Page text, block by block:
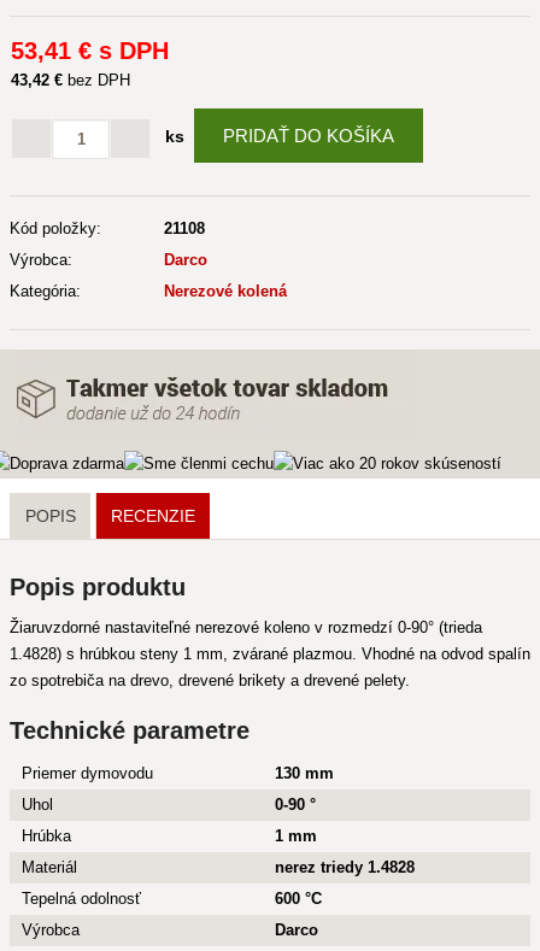
53,41 € s DPH
43,42 € bez DPH
ks PRIDAŤ DO KOŠÍKA
Kód položky:
21108
Výrobca:
Darco
Kategória:
Nerezové kolená
POPIS RECENZIE
Popis produktu
Žiaruvzdorné nastaviteľné nerezové koleno v rozmedzí 0-90° (trieda
1.4828) s hrúbkou steny 1 mm, zvárané plazmou. Vhodné na odvod spalín
zo spotrebiča na drevo, drevené brikety a drevené pelety.
Technické parametre
Priemer dymovodu
130 mm
Uhol
0-90 °
Hrúbka
1 mm
Materiál
nerez triedy 1.4828
Tepelná odolnosť
600 °C
Výrobca
Darco